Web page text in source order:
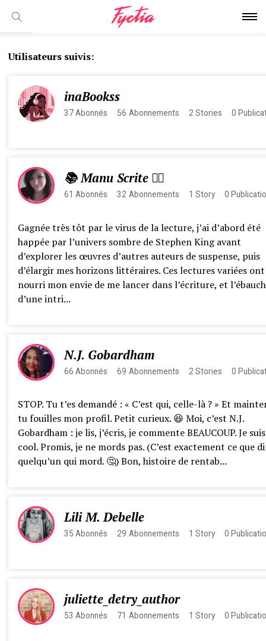
Utilisateurs suivis:
inaBookss
37 Abonnés 56 Abonnements 2 Stories 0
📚 Manu Scrite ✍🏼
61 Abonnés 32 Abonnements 1 Story 0
Gagnée très tôt par le virus de la lecture, j’ai d’abord été
happée par l’univers sombre de Stephen King avant
d’explorer les œuvres d’autres auteurs de suspense, puis
d’élargir mes horizons littéraires. Ces lectures variées ont
nourri mon envie de me lancer dans l’écriture, et
d’une intri...
N.J. Gobardham
66 Abonnés 69 Abonnements 2 Stories 0
STOP. Tu t’es demandé : « C’est qui, celle-là ? » Et
tu fouilles mon profil. Petit curieux. 😆 Moi, c’est N.J.
Gobardham : je lis, j’écris, je commente BEAUCOUP. Je
cool. Promis, je ne mords pas. (C’est exactement ce que
quelqu’un qui mord. 🤔) Bon, histoire de rentab...
Lili M. Debelle
35 Abonnés 29 Abonnements 1 Story 0
juliette_detry_author
53 Abonnés 71 Abonnements 1 Story 0